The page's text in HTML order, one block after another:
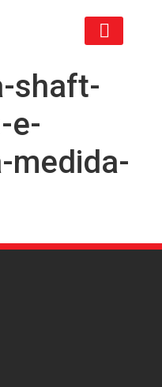
shaft-
e-
medida-